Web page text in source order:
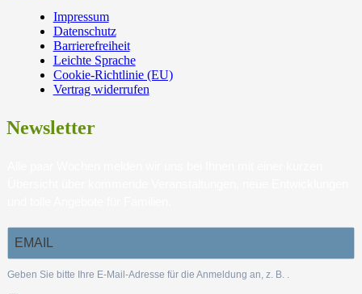
Impressum
Datenschutz
Barrierefreiheit
Leichte Sprache
Cookie-Richtlinie (EU)
Vertrag widerrufen
Newsletter
Geben Sie bitte Ihre E-Mail-Adresse für die Anmeldung an, z. B. .